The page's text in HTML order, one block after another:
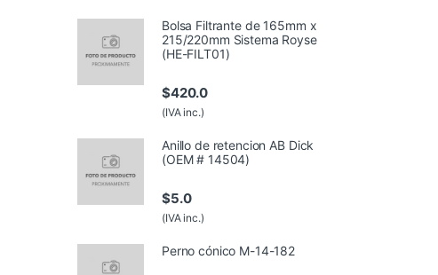
Bolsa Filtrante de 165mm x
215/220mm Sistema Royse
(HE-FILT01)
$420.0
(IVA inc.)
Anillo de retencion AB Dick
(OEM # 14504)
$5.0
(IVA inc.)
Perno cónico M-14-182